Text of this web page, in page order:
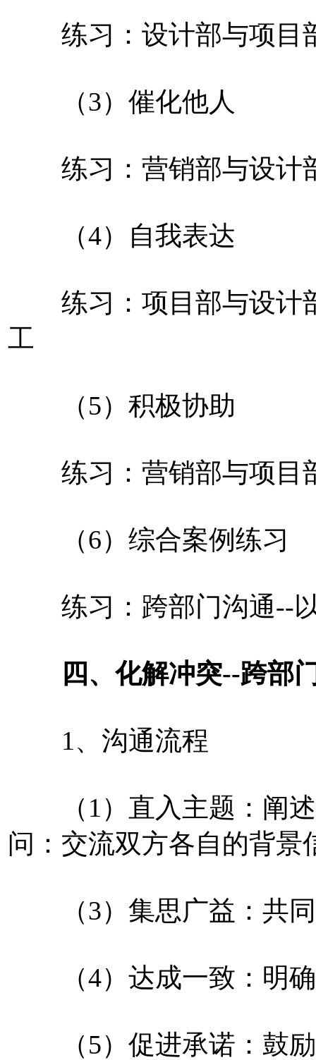
练习：设计部与项目
（3）催化他人
练习：营销部与设计
（4）自我表达
练习：项目部与设计
工
（5）积极协助
练习：营销部与项目
（6）综合案例练习
练习：跨部门沟通--以
四、化解冲突--跨部门
1、沟通流程
（1）直入主题：阐述
问：交流双方各自的背景
（3）集思广益：共同
（4）达成一致：明确
（5）促进承诺：鼓励